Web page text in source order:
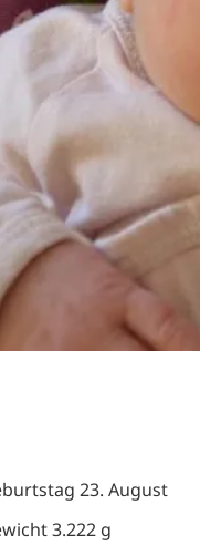
23. August
3.222 g